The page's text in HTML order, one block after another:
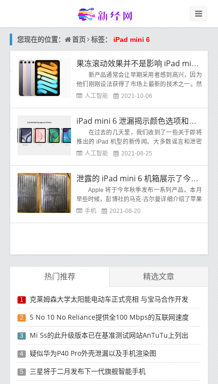
您现在的位置： 首页 标签： iPad mini 6
果冻滚动效果并不是影响 iPad mini 6 的唯一问题
新产品通常会让早期采用者感到高兴，因为
他们刚刚设法获得了市场上最新的技术之一。然
而，体验并不总是很好，因为我们知道新产品并
人工智能 2021-10-06
iPad mini 6 泄漏揭示颜色选项和规格
在过去的几天里，我们收到了一些关于即将
推出的 iPad 机型的新传闻。大多数谣言和泄密
都提到了可能的规格、设计更改和可能的发布窗
人工智能 2021-08-25
泄露的 iPad mini 6 机箱展示了今年可能发生的重大设计变化
Apple 将于今年秋季发布一系列产品。本月
早些时候，彭博社的马克·古尔曼详细介绍了苹果
今年将推出下一代iPhone、AirPods、Apple Wat
手机 2021-08-20
热门推荐 精选文章
1 克莱姆森大学太阳能电动车正式亮相 与宝马合作开发
2 5 No 10 No Reliance提供全100 Mbps的互联网速度
3 Mi 5s的此升级版本已在基准测试网站AnTuTu上列出
4 疑似华为P40 Pro外壳泄漏以及手机渲染图
5 三星将于二月发布下一代旗舰智能手机